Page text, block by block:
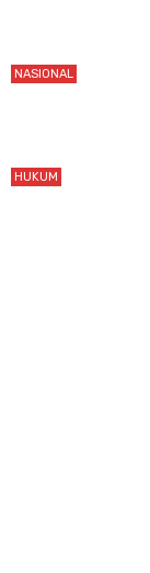
NASIONAL
HUKUM